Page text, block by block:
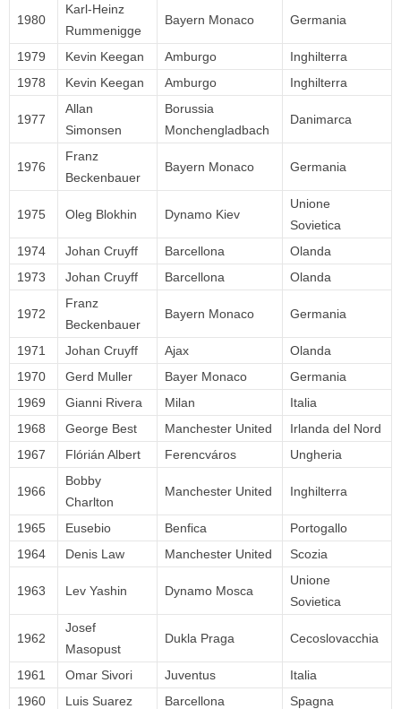
1980
Karl-Heinz
Rummenigge
Bayern Monaco Germania
1979 Kevin Keegan Amburgo
Inghilterra
1978
Kevin Keegan Amburgo Inghilterra
1977
Allan
Simonsen
Borussia
Monchengladbach
Danimarca
1976
Franz
Beckenbauer
Bayern Monaco Germania
1975 Oleg Blokhin Dynamo Kiev
Unione
Sovietica
1974
Johan Cruyff Barcellona
Olanda
1973
Johan Cruyff Barcellona Olanda
1972
Franz
Beckenbauer
Bayern Monaco Germania
1971 Johan Cruyff Ajax
Olanda
1970
Gerd Muller Bayer Monaco
Germania
1969
Gianni Rivera Milan
Italia
1968
George Best Manchester United
Irlanda del Nord
1967
Flórián Albert Ferencváros Ungheria
1966
Bobby
Charlton
Manchester United Inghilterra
1965 Eusebio Benfica
Portogallo
1964
Denis Law Manchester United Scozia
1963 Lev Yashin Dynamo Mosca
Unione
Sovietica
1962
Josef
Masopust
Dukla Praga Cecoslovacchia
1961 Omar Sivori Juventus
Italia
1960
Luis Suarez Barcellona Spagna